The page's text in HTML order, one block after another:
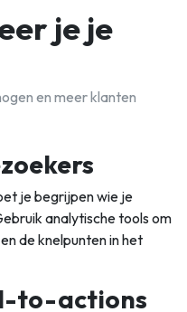
je je
en meer klanten
je begrijpen wie je
analytische tools om
de knelpunten in het
to-actions